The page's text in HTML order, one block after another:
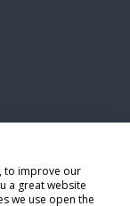
to improve our
a great website
we use open the